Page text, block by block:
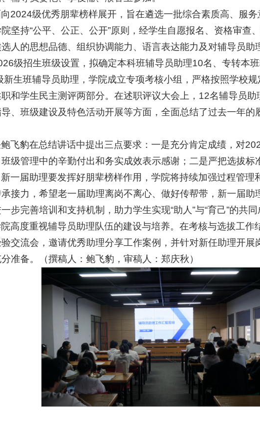
2024级优秀朋辈榜样展开，旨在遴选一批综合素质高、服
坚持“公平、公正、公开”原则，经学生自愿报名、资格审查
人的思想品德、组织协调能力、语言表达能力及对辅导员助
级招生班级设置，拟确定本科班辅导员助理10名、专转本班
生班辅导员助理，学院成立专项考核小组，严格按照学校规
和学生民主测评两部分。在述职评议大会上，12名辅导员
、班级建设及特色活动开展等方面，全面总结了过去一年的
飞豹在总结讲话中提出三点要求：一是充分肯定成绩，对
级管理中的辛勤付出和务实成效表示感谢；二是严把选拔标
新一届助理要发挥好朋辈榜样作用，学院将持续加强过程管理
接力，希望老一届助理离岗不离心、做好传帮带，新一届助
步完善培训和支持机制，助力学生实现“助人”与“育己”的共同
高度重视辅导员助理队伍的建设与培养。在考核与选拔工作
交流会，邀请优秀助理分享工作案例，并针对新任助理开
准备。（撰稿人：鲍飞豹，审稿人：郑庆秋）